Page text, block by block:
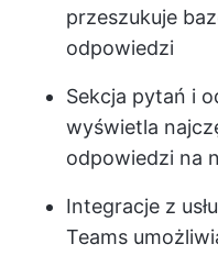
przeszukuje
odpowiedzi
Sekcja pytań i
wyświetla
odpowiedzi na
Integracje z
Teams